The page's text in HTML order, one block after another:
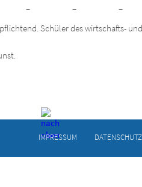
– – –
Schüler des wirtschafts-
IMPRESSUM DATEN­SCHUTZ